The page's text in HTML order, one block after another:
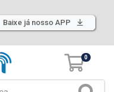
Baixe já nosso APP
0